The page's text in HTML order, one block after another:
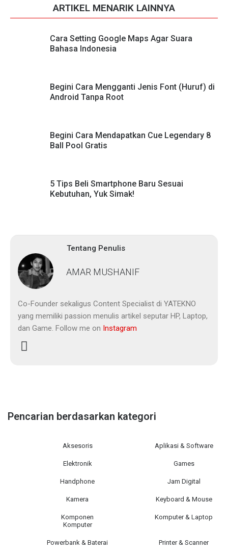
Tentang Penulis
ARTIKEL MENARIK LAINNYA
Cara Setting Google Maps Agar Suara
Bahasa Indonesia
Begini Cara Mengganti Jenis Font (Huruf) di
Android Tanpa Root
Begini Cara Mendapatkan Cue Legendary 8
Ball Pool Gratis
5 Tips Beli Smartphone Baru Sesuai
Kebutuhan, Yuk Simak!
AMAR MUSHANIF
Co-Founder sekaligus Content Specialist di YATEKNO
yang memiliki passion menulis artikel seputar HP, Laptop,
dan Game. Follow me on Instagram
Pencarian berdasarkan kategori
Aksesoris Aplikasi & Software
Elektronik Games
Handphone Jam Digital
Kamera Keyboard & Mouse
Komponen
Komputer
Komputer & Laptop
Powerbank & Baterai Printer & Scanner